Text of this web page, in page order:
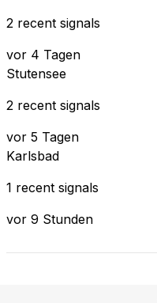
2 recent signals
vor 4 Tagen
Stutensee
2 recent signals
vor 5 Tagen
Karlsbad
1 recent signals
vor 9 Stunden